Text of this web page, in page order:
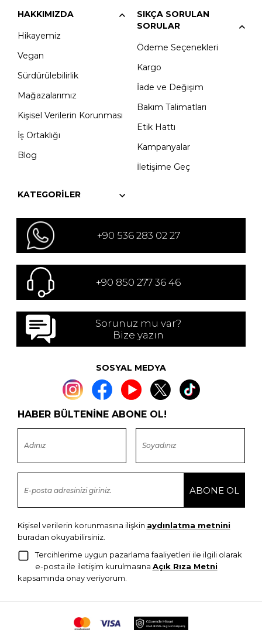
HAKKIMIZDA
Hikayemiz
Vegan
Sürdürülebilirlik
Mağazalarımız
Kişisel Verilerin Korunması
İş Ortaklığı
Blog
SIKÇA SORULAN
SORULAR
Ödeme Seçenekleri
Kargo
İade ve Değişim
Bakım Talimatları
Etik Hattı
Kampanyalar
İletişime Geç
KATEGORILER
+90 536 283 02 27
+90 850 277 36 46
Sorunuz mu var?
Bize yazın
SOSYAL MEDYA
HABER BÜLTENİNE ABONE OL!
Kişisel verilerin korunmasına ilişkin aydınlatma metnini
buradan okuyabilirsiniz.
Tercihlerime uygun pazarlama faaliyetleri ile ilgili olarak
e-posta ile iletişim kurulmasına Açık Rıza Metni
kapsamında onay veriyorum.